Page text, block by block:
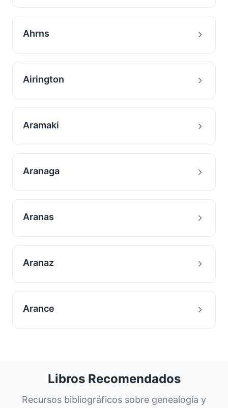
Ahrns
Airington
Aramaki
Aranaga
Aranas
Aranaz
Arance
Libros Recomendados
Recursos bibliográficos sobre genealogía y